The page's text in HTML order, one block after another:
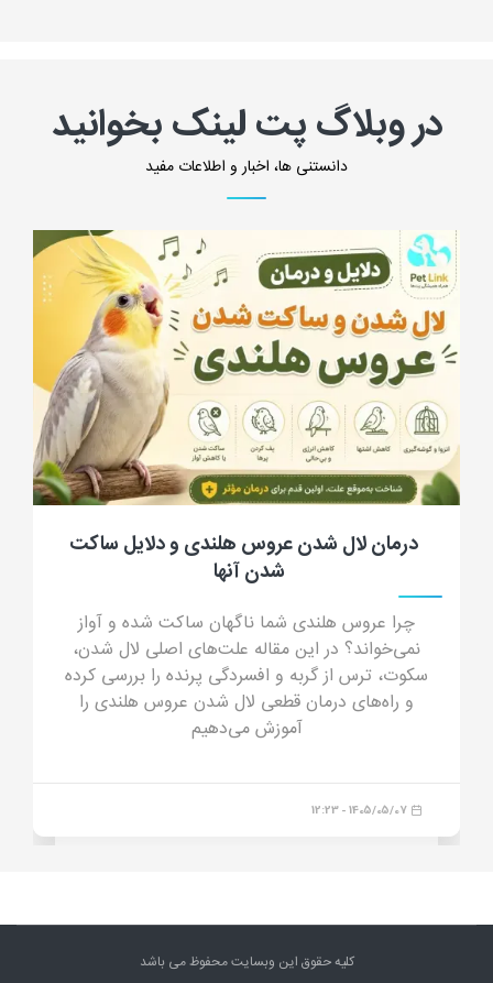
در وبلاگ پت لینک بخوانید
دانستنی ها، اخبار و اطلاعات مفید
و دلایل ساکت
شده و آواز
اصلی لال شدن،
را بررسی کرده
عروس هلندی را
جرب گوش گربه؛ علائم، علت،
جرب گوش گربه چیست؟ در این مقاله
جرب گوش (ترشحات شبیه پودر قهوه)،
خطرات درمان خانگی و داروهای
آشنا شوید.
1405/04/23 - 16:44
کلیه حقوق این وبسایت محفوظ می باشد